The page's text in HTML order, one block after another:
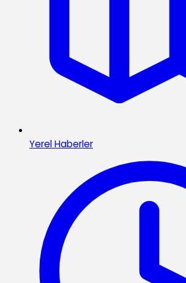
Yerel Haberler